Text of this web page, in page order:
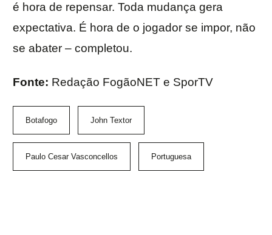
é hora de repensar. Toda mudança gera
expectativa. É hora de o jogador se impor, não
se abater – completou.
Fonte: Redação FogãoNET e SporTV
Botafogo John Textor
Paulo Cesar Vasconcellos Portuguesa